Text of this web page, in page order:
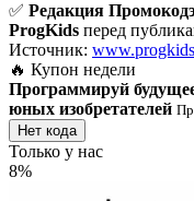
✅ Редакция
ProgKids перед
Источник:
🔥 Купон недели
Программируй
юных изобретателей
Нет кода
Только у нас
8%